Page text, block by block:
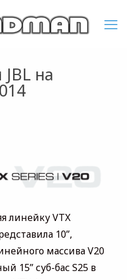
на
линейку VTX
10”,
массива V20
15” суб-бас S25 в